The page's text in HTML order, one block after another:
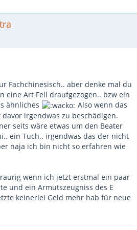
Fachchinesisch.. aber denke mal du
eine Art Fell draufgezogen.. bzw ein
ähnliches
Also wenn das
irgendwas zu beschädigen.
seits wäre etwas um den Beater
ein Tuch.. irgendwas das der nicht
naja ich bin nicht so erfahren wie
wenn ich jetzt erstmal ein paar
und ein Armutszeugniss des E
keinerlei Geld mehr hab für neue